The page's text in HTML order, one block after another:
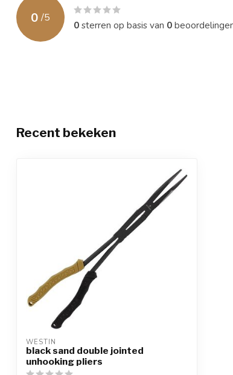
0 /5
0sterren op basis van 0
Recent bekeken
WESTIN
black sand double jointed
unhooking pliers